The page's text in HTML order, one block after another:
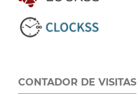
CONTADOR DE VISITAS